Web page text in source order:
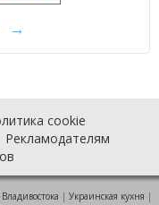
→
cookie
Рекламодателям
| Украинская кухня |